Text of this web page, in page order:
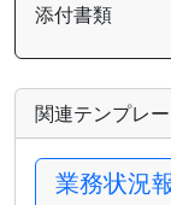
添付書類
関連テンプレー
業務状況